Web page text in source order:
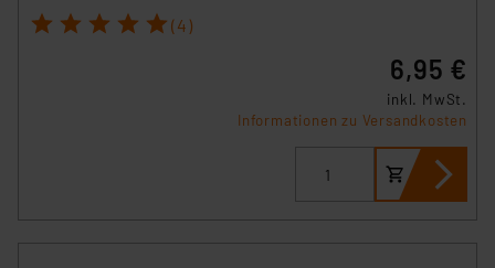
1 2 3 4 5 (4)
6,95 €
inkl. MwSt.
Informationen zu Versandkosten